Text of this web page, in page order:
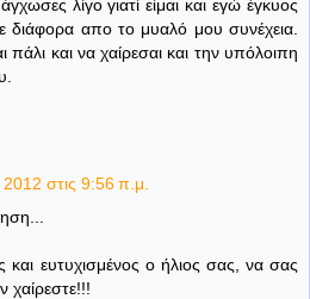
λίγο γιατί είμαι και εγώ έγκυος
διάφορα απο το μυαλό μου συνέχεια.
πάλι και να χαίρεσαι και την υπόλοιπη
2012 στις 9:56 π.μ.
και ευτυχισμένος ο ήλιος σας, να σας
χαίρεστε!!!